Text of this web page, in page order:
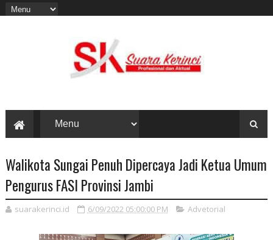
Walikota Sungai Penuh Dipercaya Jadi Ketua Umum
Pengurus FASI Provinsi Jambi
suarakerinci.id 6/09/2022 05:00:00 PM Advetorial